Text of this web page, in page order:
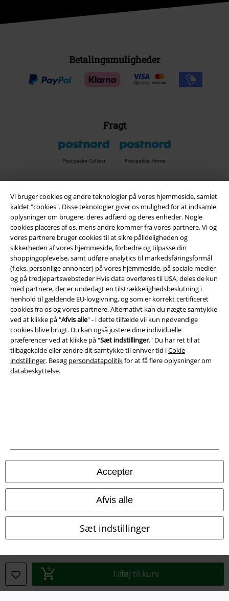
Vi bruger cookies og andre teknologier på vores hjemmeside, samlet
kaldet "cookies". Disse teknologier giver os mulighed for at indsamle
oplysninger om brugere, deres adfærd og deres enheder. Nogle
cookies placeres af os, mens andre kommer fra vores partnere. Vi og
vores partnere bruger cookies til at sikre pålideligheden og
sikkerheden af ​​vores hjemmeside, forbedre og tilpasse din
shoppingoplevelse, samt udføre analytics til markedsføringsformål
(f.eks. personlige annoncer) på vores hjemmeside, på sociale medier
og på tredjepartswebsteder Hvis data overføres til USA, deles de kun
med partnere, der er underlagt en tilstrækkelighedsbeslutning i
henhold til gældende EU-lovgivning, og som er korrekt certificeret
cookies fra os og vores partnere. Alternativt kan du nægte samtykke
ved at klikke på "Afvis alle" - i dette tilfælde vil kun nødvendige
cookies blive brugt. Du kan også justere dine individuelle
præferencer ved at klikke på "Sæt indstillinger." Du har ret til at
tilbagekalde eller ændre dit samtykke til enhver tid iCokie
indstillinger. Besøg persondatapolitikfor at få flere oplysninger om
databeskyttelse.
Accepter
Afvis alle
Sæt indstillinger
Tilføj til kurv
Betalingsmuligheder
Fragt
Postpakke Collect Postpakke Home
EMP app
Download den nye EMP app gratis og få glæde af alle forbedringerne
og fordelene!
A Warner Music Group Company
Bortskaffelse af affald og miljøbeskyttelse
Oplysninger om tilgængelighed
Cokie indstillinger